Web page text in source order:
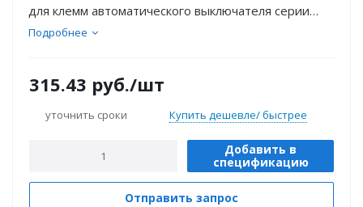
для клемм автоматического выключателя серии
NM8N являются запасной частью и в ходят в
Подробнее
315.43 руб./шт
уточнить сроки Купить дешевле/ быстрее
Добавить в
спецификацию
Отправить запрос